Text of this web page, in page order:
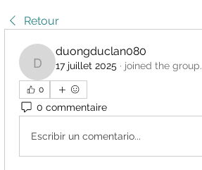
Retour
duongduclan080
duongduclan080
17 juillet 2025 · joined the group.
0
0 commentaire
Escribir un comentario...